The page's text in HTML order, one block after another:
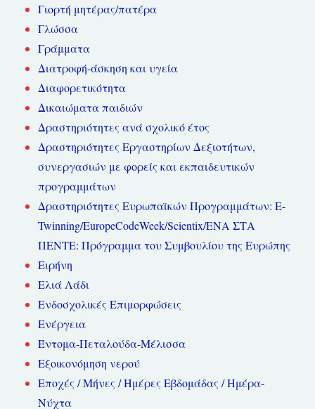
Γιορτή μητέρας/πατέρα
Γλώσσα
Γράμματα
Διατροφή-άσκηση και υγεία
Διαφορετικότητα
Δικαιώματα παιδιών
Δραστηριότητες ανά σχολικό έτος
Δραστηριότητες Εργαστηρίων Δεξιοτήτων,
συνεργασιών με φορείς και εκπαιδευτικών
προγραμμάτων
Δραστηριότητες Ευρωπαϊκών Προγραμμάτων: E-
Twinning/EuropeCodeWeek/Scientix/ΕΝΑ ΣΤΑ
ΠΕΝΤΕ: Πρόγραμμα του Συμβουλίου της Ευρώπης
Ειρήνη
Ελιά Λάδι
Ενδοσχολικές Επιμορφώσεις
Ενέργεια
Έντομα-Πεταλούδα-Μέλισσα
Εξοικονόμηση νερού
Εποχές / Μήνες / Ημέρες Εβδομάδας / Ημέρα-
Νύχτα